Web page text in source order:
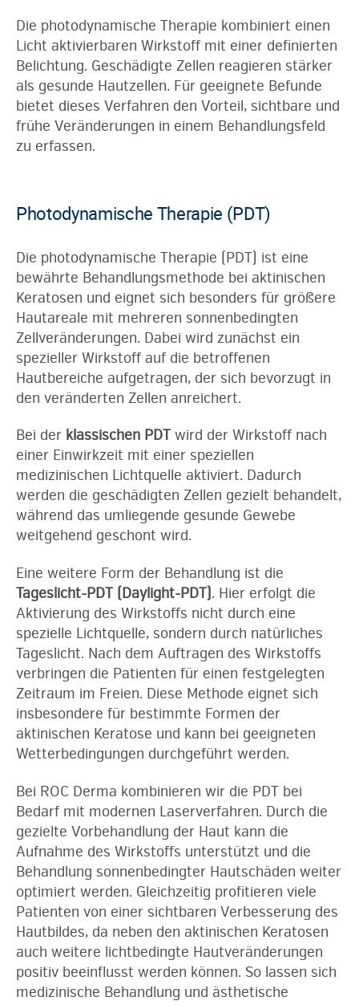
Die photodynamische Therapie kombiniert einen
Licht aktivierbaren Wirkstoff mit einer definierten
Belichtung. Geschädigte Zellen reagieren stärker
als gesunde Hautzellen. Für geeignete Befunde
bietet dieses Verfahren den Vorteil, sichtbare und
frühe Veränderungen in einem Behandlungsfeld
zu erfassen.
Photodynamische Therapie (PDT)
Die photodynamische Therapie (PDT) ist eine
bewährte Behandlungsmethode bei aktinischen
Keratosen und eignet sich besonders für größere
Hautareale mit mehreren sonnenbedingten
Zellveränderungen. Dabei wird zunächst ein
spezieller Wirkstoff auf die betroffenen
Hautbereiche aufgetragen, der sich bevorzugt in
den veränderten Zellen anreichert.
Bei der klassischen PDT wird der Wirkstoff nach
einer Einwirkzeit mit einer speziellen
medizinischen Lichtquelle aktiviert. Dadurch
werden die geschädigten Zellen gezielt behandelt,
während das umliegende gesunde Gewebe
weitgehend geschont wird.
Eine weitere Form der Behandlung ist die
Tageslicht-PDT (Daylight-PDT). Hier erfolgt die
Aktivierung des Wirkstoffs nicht durch eine
spezielle Lichtquelle, sondern durch natürliches
Tageslicht. Nach dem Auftragen des Wirkstoffs
verbringen die Patienten für einen festgelegten
Zeitraum im Freien. Diese Methode eignet sich
insbesondere für bestimmte Formen der
aktinischen Keratose und kann bei geeigneten
Wetterbedingungen durchgeführt werden.
Bei ROC Derma kombinieren wir die PDT bei
Bedarf mit modernen Laserverfahren. Durch die
gezielte Vorbehandlung der Haut kann die
Aufnahme des Wirkstoffs unterstützt und die
Behandlung sonnenbedingter Hautschäden weiter
optimiert werden. Gleichzeitig profitieren viele
Patienten von einer sichtbaren Verbesserung des
Hautbildes, da neben den aktinischen Keratosen
auch weitere lichtbedingte Hautveränderungen
positiv beeinflusst werden können. So lassen sich
medizinische Behandlung und ästhetische